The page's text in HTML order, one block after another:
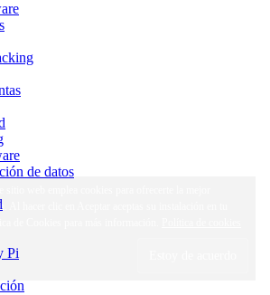
de datos
Pi
sitio web emplea cookies para ofrecerte la mejor
Al hacer clic en Aceptar aceptas su instalación en tu
de Cookies para más información.